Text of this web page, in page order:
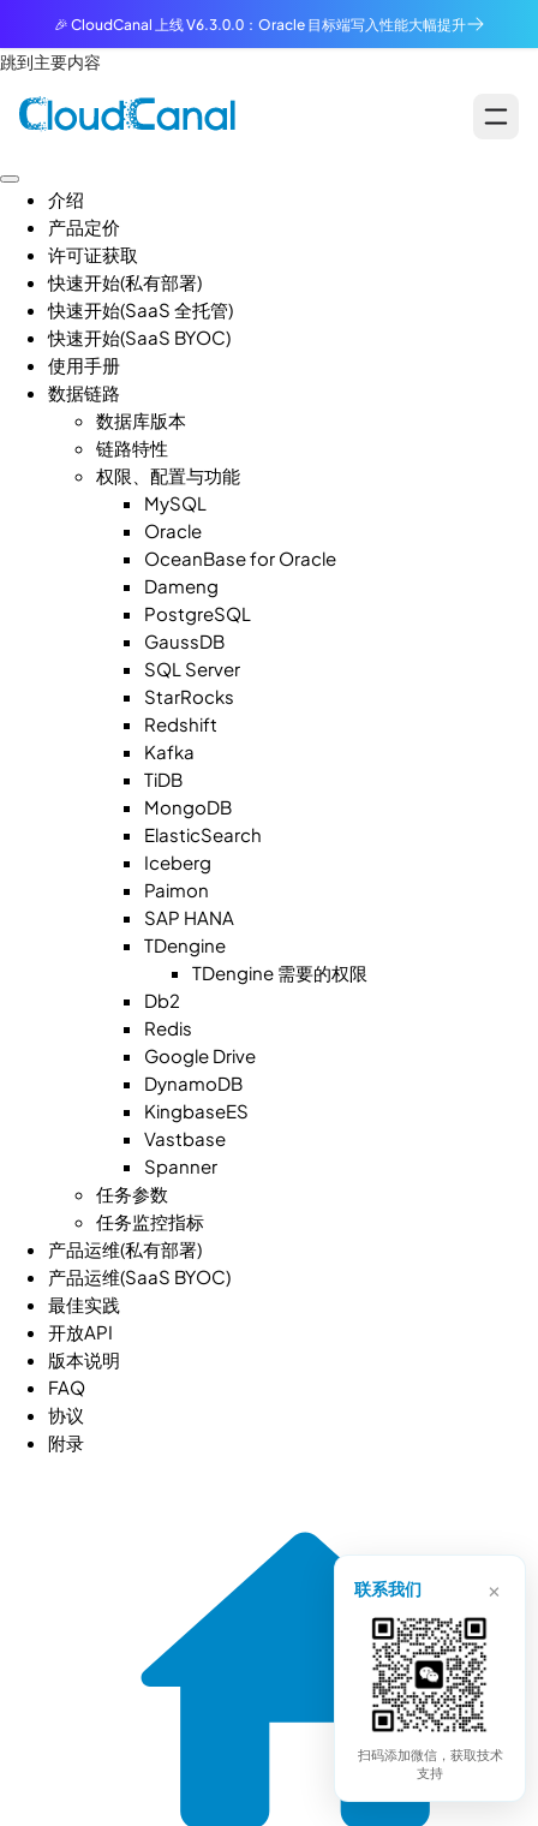
🎉 CloudCanal 上线 V6.3.0.0：Oracle 目标端写入性能大幅提升
跳到主要内容
介绍
产品定价
许可证获取
快速开始(私有部署)
快速开始(SaaS 全托管)
快速开始(SaaS BYOC)
使用手册
数据链路
数据库版本
链路特性
权限、配置与功能
MySQL
Oracle
OceanBase for Oracle
Dameng
PostgreSQL
GaussDB
SQL Server
StarRocks
Redshift
Kafka
TiDB
MongoDB
ElasticSearch
Iceberg
Paimon
SAP HANA
TDengine
TDengine 需要的权限
Db2
Redis
Google Drive
DynamoDB
KingbaseES
Vastbase
Spanner
任务参数
任务监控指标
产品运维(私有部署)
产品运维(SaaS BYOC)
最佳实践
开放API
版本说明
FAQ
协议
附录
联系我们 ×
扫码添加微信，获取技术
支持